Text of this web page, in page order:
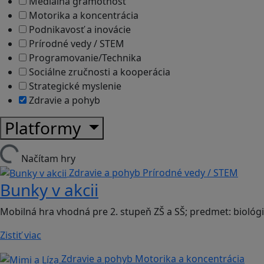
Motorika a koncentrácia
Podnikavosť a inovácie
Prírodné vedy / STEM
Programovanie/Technika
Sociálne zručnosti a kooperácia
Strategické myslenie
Zdravie a pohyb
Platformy
Načítam hry
Zdravie a pohyb Prírodné vedy / STEM
Bunky v akcii
Mobilná hra vhodná pre 2. stupeň ZŠ a SŠ; predmet:
Zistiť viac
Zdravie a pohyb Motorika a koncentrácia